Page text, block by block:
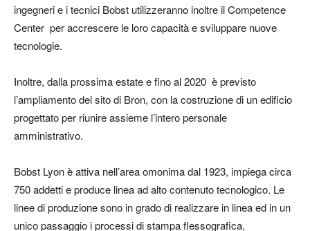
ingegneri e i tecnici Bobst utilizzeranno inoltre il Competence
Center per accrescere le loro capacità e sviluppare nuove
tecnologie.
Inoltre, dalla prossima estate e fino al 2020 è previsto
l’ampliamento del sito di Bron, con la costruzione di un edificio
progettato per riunire assieme l’intero personale
amministrativo.
Bobst Lyon è attiva nell’area omonima dal 1923, impiega circa
750 addetti e produce linea ad alto contenuto tecnologico. Le
linee di produzione sono in grado di realizzare in linea ed in un
unico passaggio i processi di stampa flessografica,